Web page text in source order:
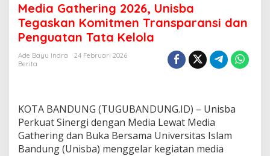
d
i
a
G
a
i
n
g
2
0
Media Gathering 2026, Unisba
Tegaskan Komitmen Transparansi dan
Penguatan Tata Kelola
Ade Bayu Indra
24 Februari 2026
Berita
KOTA BANDUNG (TUGUBANDUNG.ID) – Unisba
Perkuat Sinergi dengan Media Lewat Media
Gathering dan Buka Bersama Universitas Islam
Bandung (Unisba) menggelar kegiatan media